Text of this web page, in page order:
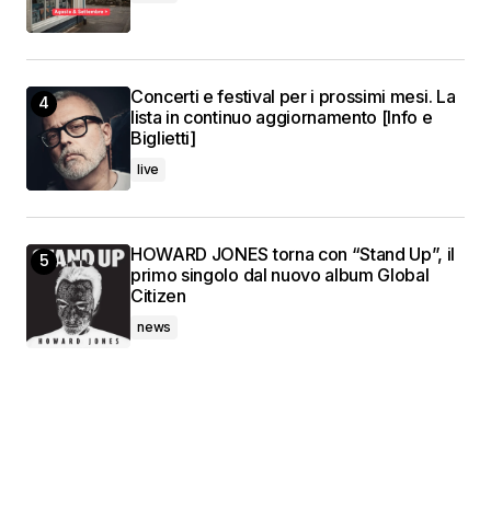
Concerti e festival per i prossimi mesi. La
lista in continuo aggiornamento [Info e
Biglietti]
live
HOWARD JONES torna con “Stand Up”, il
primo singolo dal nuovo album Global
Citizen
news